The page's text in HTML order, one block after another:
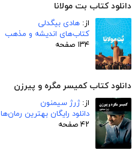
دانلود کتاب بت مولانا
از: هادی بیگدلی
کتاب‌های اندیشه و مذهب
۱۳۴ صفحه
دانلود کتاب کمیسر مگره و پیرزن
از:ژرژ سیمنون
دانلود رایگان بهترین رمان‌ها
۴۲ صفحه